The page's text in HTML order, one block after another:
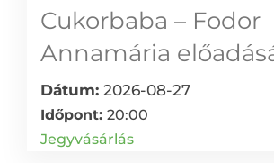
Cukorbaba – Fodor
Annamária
Dátum: 2026-08-27
Időpont: 20:00
Jegyvásárlás